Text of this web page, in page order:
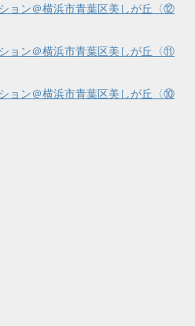
ョン＠横浜市青葉区美しが丘〈⑫
ョン＠横浜市青葉区美しが丘〈⑪
ョン＠横浜市青葉区美しが丘〈⑩